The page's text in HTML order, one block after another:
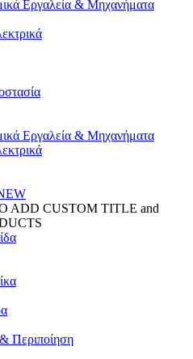
Εργαλεία & Μηχανήματα
Εργαλεία & Μηχανήματα
ADD CUSTOM TITLE and
Περιποίηση